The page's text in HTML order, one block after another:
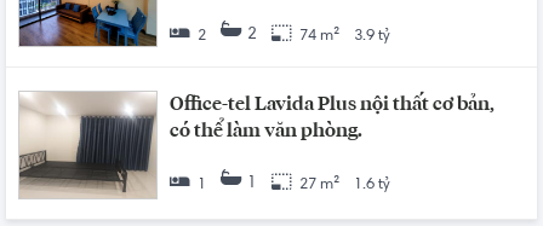
2 2 74 m² 3.9 tỷ
Office-tel Lavida Plus nội thất cơ bản,
có thể làm văn phòng.
1 27 m² 1.6 tỷ